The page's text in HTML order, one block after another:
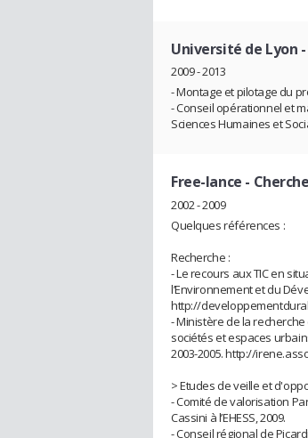
Université de Lyon
2009 - 2013
- Montage et pilotage du
- Conseil opérationnel et
Sciences Humaines et
Free-lance -
2002 - 2009
Quelques références :
Recherche :
- Le recours aux TIC en
l’Environnement et du
http://
- Ministère de la recherche
sociétés et espaces
2003-2005. http://
> Etudes de veille et
- Comité de valorisation
Cassini à l’EHESS, 2009.
- Conseil régional de